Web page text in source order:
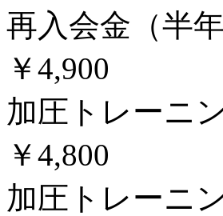
再入会金（半
￥4,900
加圧トレーニ
￥4,800
加圧トレーニ